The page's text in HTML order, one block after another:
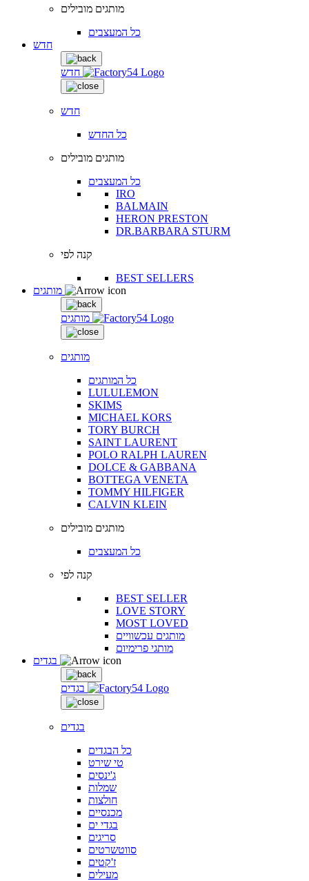
מותגים מובילים
כל המעצבים
חדש
חדש
חדש
כל החדש
מותגים מובילים
כל המעצבים
IRO
BALMAIN
HERON PRESTON
DR.BARBARA STURM
קנה לפי
BEST SELLERS
מותגים
מותגים
כל המותגים
LULULEMON
SKIMS
MICHAEL KORS
TORY BURCH
SAINT LAURENT
POLO RALPH LAUREN
DOLCE & GABBANA
BOTTEGA VENETA
TOMMY HILFIGER
CALVIN KLEIN
מותגים מובילים
כל המעצבים
קנה לפי
BEST SELLER
LOVE STORY
MOST LOVED
מותגים עכשוויים
מותגי פרימיום
בגדים
בגדים
כל הבגדים
טי שירט
ג'ינסים
שמלות
חולצות
מכנסיים
בגדי ים
סריגים
סווטשרטים
ז'קטים
מעילים